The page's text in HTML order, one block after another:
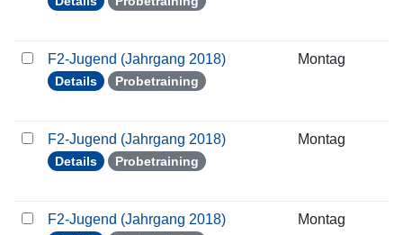
F2-Jugend (Jahrgang 2018)
Details Probetraining
Montag
F2-Jugend (Jahrgang 2018)
Details Probetraining
Montag
F2-Jugend (Jahrgang 2018) Montag